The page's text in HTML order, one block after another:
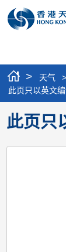
> 天气 >
此页只以英文编
此页只